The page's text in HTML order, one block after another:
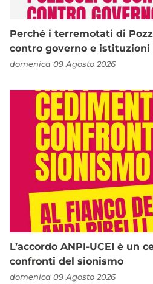
Perché i terremotati di
contro governo e istituzioni
domenica 09 Agosto 2026
L’accordo ANPI-UCEI è un
confronti del sionismo
domenica 09 Agosto 2026